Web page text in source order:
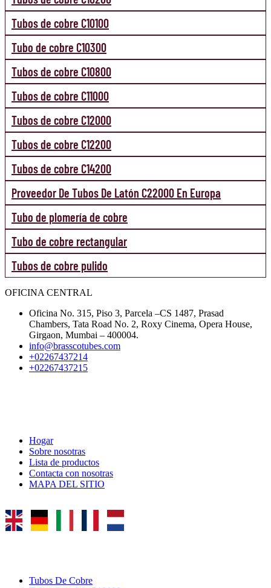
Tubos de cobre C10100
Tubo de cobre C10300
Tubos de cobre C10800
Tubos de cobre C11000
Tubos de cobre C12000
Tubos de cobre C12200
Tubos de cobre C14200
Proveedor De Tubos De Latón C22000 En Europa
Tubo de plomería de cobre
Tubo de cobre rectangular
Tubos de cobre pulido
OFICINA CENTRAL
Oficina No. 315, Piso 3, Parcela –CS 1487, Prasad
Chambers, Tata Road No. 2, Roxy Cinema, Opera House,
Girgaon, Mumbai – 400004.
info@brasscotubes.com
+02267437214
+02267437215
Hogar
Sobre nosotras
Lista de productos
Contacta con nosotras
MAPA DEL SITIO
Tubos De Cobre